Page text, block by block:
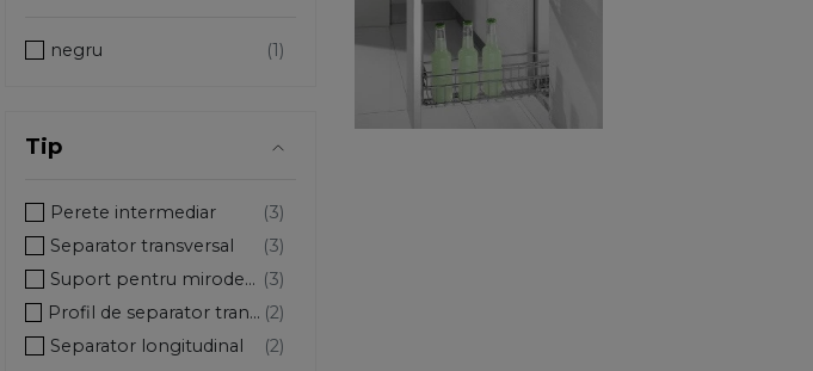
negru
Tip
Perete intermediar
Separator transversal
Suport pentru mirodenii
Profil de separator transversal
Separator longitudinal